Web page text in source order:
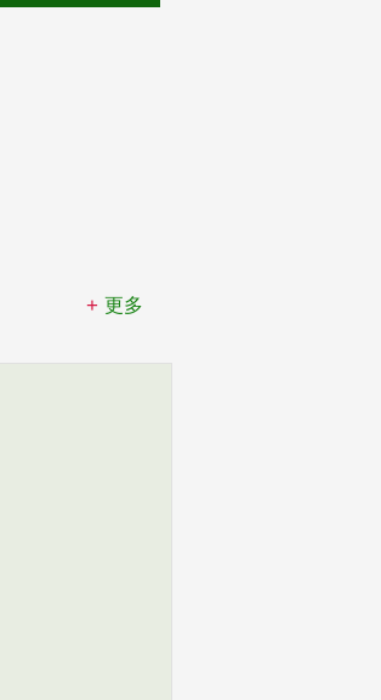
更多